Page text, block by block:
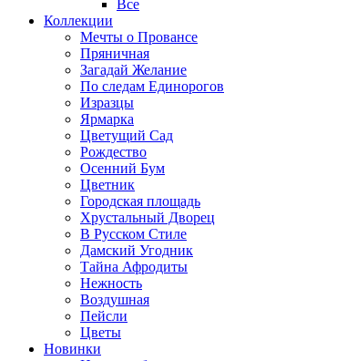
Все
Коллекции
Мечты о Провансе
Пряничная
Загадай Желание
По следам Единорогов
Изразцы
Ярмарка
Цветущий Сад
Рождество
Осенний Бум
Цветник
Городская площадь
Хрустальный Дворец
В Русском Стиле
Дамский Угодник
Тайна Афродиты
Нежность
Воздушная
Пейсли
Цветы
Новинки